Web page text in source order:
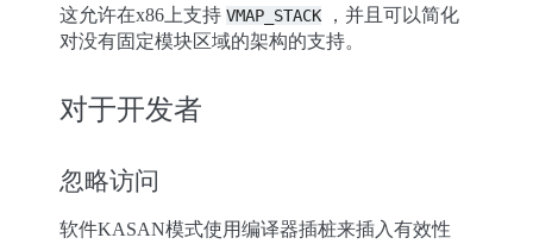
这允许在x86上支持 VMAP_STACK ，并且可以简化
对没有固定模块区域的架构的支持。
对于开发者
忽略访问
软件KASAN模式使用编译器插桩来插入有效性